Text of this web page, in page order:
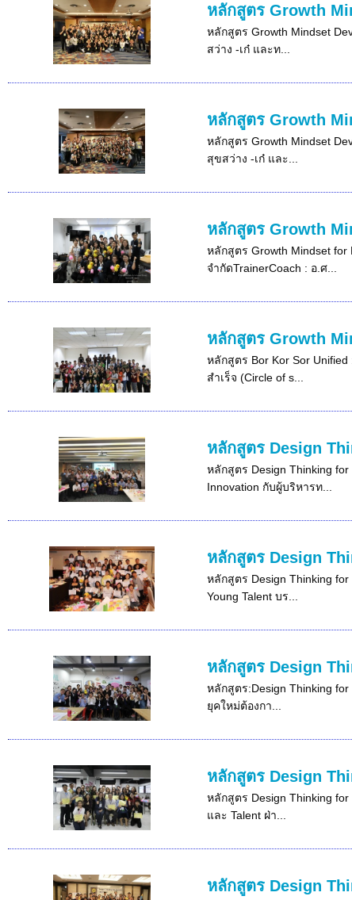
หลักสูตร Growth
หลักสูตร Growth Mindset
สว่าง -เก๋ และท...
หลักสูตร Growth
หลักสูตร Growth Mindset
สุขสว่าง -เก๋ และ...
หลักสูตร Growth
หลักสูตร Growth Mindset
จำกัดTrainerCoach : อ.ศ...
หลักสูตร Growth
หลักสูตร Bor Kor Sor
สำเร็จ (Circle of s...
หลักสูตร Design
หลักสูตร Design Thinking
Innovation กับผู้บริหารท...
หลักสูตร Design
หลักสูตร Design Thinking
Young Talent บร...
หลักสูตร Design
หลักสูตร:Design Thinking
ยุคใหม่ต้องกา...
หลักสูตร Design
หลักสูตร Design Thinking
และ Talent ฝ่า...
หลักสูตร Design